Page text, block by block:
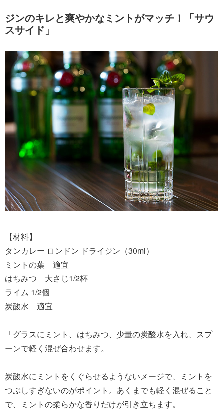
ジンのキレと爽やかなミントがマッチ！「サウ
スサイド」
【材料】
タンカレー ロンドン ドライジン（30ml）
ミントの葉 適宜
はちみつ 大さじ1/2杯
ライム 1/2個
炭酸水 適宜
「グラスにミント、はちみつ、少量の炭酸水を入れ、スプ
ーンで軽く混ぜ合わせます。
炭酸水にミントをくぐらせるようないメージで、ミントを
つぶしすぎないのがポイント。あくまでも軽く混ぜること
で、ミントの柔らかな香りだけが引き立ちます。